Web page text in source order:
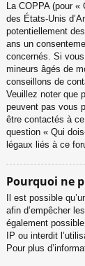
La COPPA (pour
des États-Unis
potentiellement
ans un
concernés. Si
mineurs âgés de
conseillons de
Veuillez noter que
peuvent pas vous
être contactés à
question « Qui
légaux liés à ce
Pourquoi ne
Il est possible
afin d’empêcher
également
IP ou interdit
Pour plus